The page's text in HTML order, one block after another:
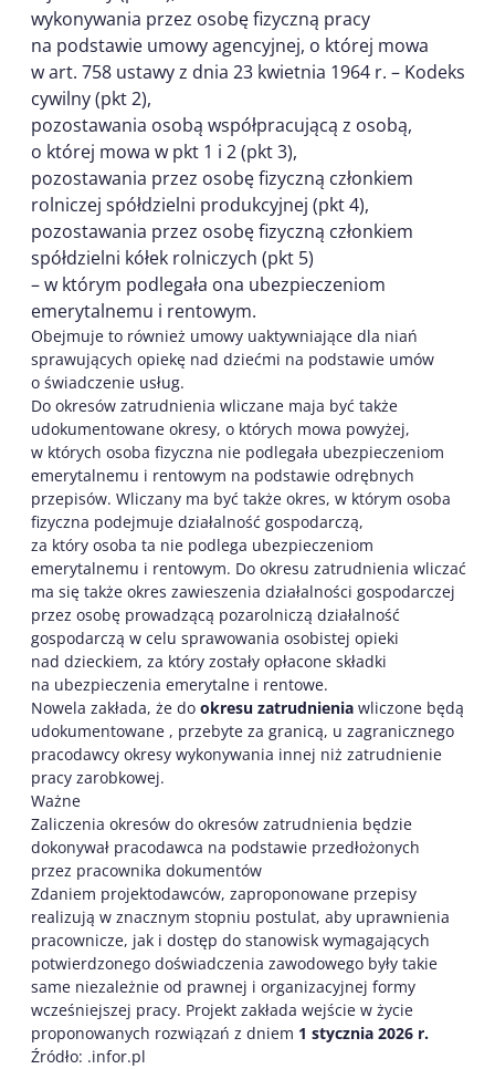
wykonywania przez osobę fizyczną pracy
na podstawie umowy agencyjnej, o której mowa
w art. 758 ustawy z dnia 23 kwietnia 1964 r. – Kodeks
cywilny (pkt 2),
pozostawania osobą współpracującą z osobą,
o której mowa w pkt 1 i 2 (pkt 3),
pozostawania przez osobę fizyczną członkiem
rolniczej spółdzielni produkcyjnej (pkt 4),
pozostawania przez osobę fizyczną członkiem
spółdzielni kółek rolniczych (pkt 5)
– w którym podlegała ona ubezpieczeniom
emerytalnemu i rentowym.
Obejmuje to również umowy uaktywniające dla niań
sprawujących opiekę nad dziećmi na podstawie umów
o świadczenie usług.
Do okresów zatrudnienia wliczane maja być także
udokumentowane okresy, o których mowa powyżej,
w których osoba fizyczna nie podlegała ubezpieczeniom
emerytalnemu i rentowym na podstawie odrębnych
przepisów. Wliczany ma być także okres, w którym osoba
fizyczna podejmuje działalność gospodarczą,
za który osoba ta nie podlega ubezpieczeniom
emerytalnemu i rentowym. Do okresu zatrudnienia wliczać
ma się także okres zawieszenia działalności gospodarczej
przez osobę prowadzącą pozarolniczą działalność
gospodarczą w celu sprawowania osobistej opieki
nad dzieckiem, za który zostały opłacone składki
na ubezpieczenia emerytalne i rentowe.
Nowela zakłada, że do okresu zatrudnienia wliczone będą
udokumentowane , przebyte za granicą, u zagranicznego
pracodawcy okresy wykonywania innej niż zatrudnienie
pracy zarobkowej.
Ważne
Zaliczenia okresów do okresów zatrudnienia będzie
dokonywał pracodawca na podstawie przedłożonych
przez pracownika dokumentów
Zdaniem projektodawców, zaproponowane przepisy
realizują w znacznym stopniu postulat, aby uprawnienia
pracownicze, jak i dostęp do stanowisk wymagających
potwierdzonego doświadczenia zawodowego były takie
same niezależnie od prawnej i organizacyjnej formy
wcześniejszej pracy. Projekt zakłada wejście w życie
proponowanych rozwiązań z dniem 1 stycznia 2026 r.
Źródło: .infor.pl